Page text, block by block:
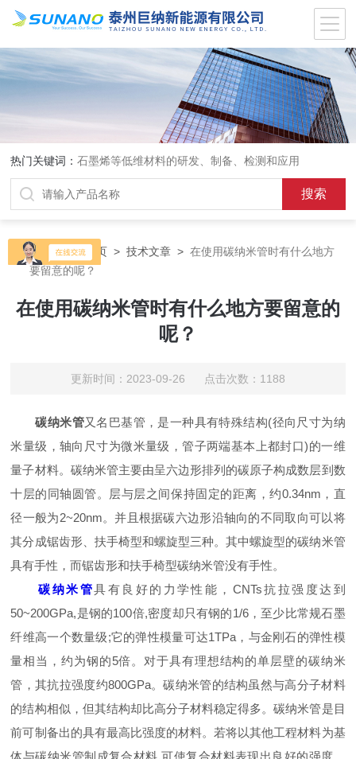
热门关键词：石墨烯等低维材料的研发、制备、检测和应用
当前位置：首页 >技术文章 >在使用碳纳米管时有什么地方
要留意的呢？
在使用碳纳米管时有什么地方要留意的
呢？
更新时间：2023-09-26 点击次数：1188
碳纳米管又名巴基管，是一种具有特殊结构(径向尺寸为纳
米量级，轴向尺寸为微米量级，管子两端基本上都封口)的一维
量子材料。碳纳米管主要由呈六边形排列的碳原子构成数层到数
十层的同轴圆管。层与层之间保持固定的距离，约0.34nm，直
径一般为2~20nm。并且根据碳六边形沿轴向的不同取向可以将
其分成锯齿形、扶手椅型和螺旋型三种。其中螺旋型的碳纳米管
具有手性，而锯齿形和扶手椅型碳纳米管没有手性。
碳纳米管具有良好的力学性能，CNTs抗拉强度达到
50~200GPa,是钢的100倍,密度却只有钢的1/6，至少比常规石墨
纤维高一个数量级;它的弹性模量可达1TPa，与金刚石的弹性模
量相当，约为钢的5倍。对于具有理想结构的单层壁的碳纳米
管，其抗拉强度约800GPa。碳纳米管的结构虽然与高分子材料
的结构相似，但其结构却比高分子材料稳定得多。碳纳米管是目
前可制备出的具有最高比强度的材料。若将以其他工程材料为基
体与碳纳米管制成复合材料,可使复合材料表现出良好的强度、